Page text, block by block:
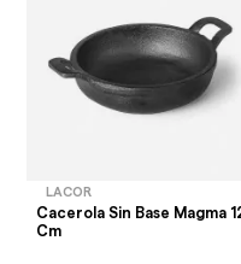
LACOR
Cacerola Sin Base Magma
Cm